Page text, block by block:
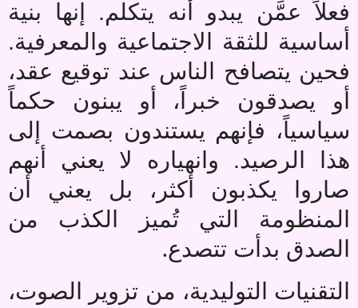
فعلاً عمَّن يبدو أنه يتكلم. إنها بنية
أساسية للثقة الاجتماعية والمعرفية.
فحين يتصافح الناس عند توقيع عقد،
أو يصدقون خبراً، أو يبنون حكماً
سياسياً، فإنهم يستندون بصمت إلى
هذا الرصيد. وانهياره لا يعني أنهم
صاروا يكذبون أكثر، بل يعني أن
المنظومة التي تُميز الكذب من
الصدق بدأت تتصدع.
التقنيات التوليدية، من تزوير الصوت،